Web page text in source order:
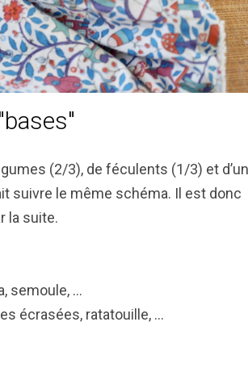
(2/3), de féculents (1/3) et d’un
suivre le même schéma. Il est donc
la suite.
semoule, …
écrasées, ratatouille, …